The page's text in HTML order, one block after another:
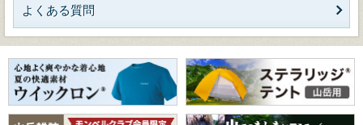
よくある質問